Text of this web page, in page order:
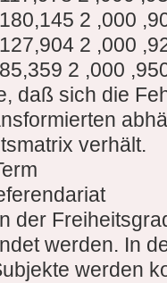
2 ,000
2 ,000
2 ,000
daß sich die
verhält.
der
werden. In
werden